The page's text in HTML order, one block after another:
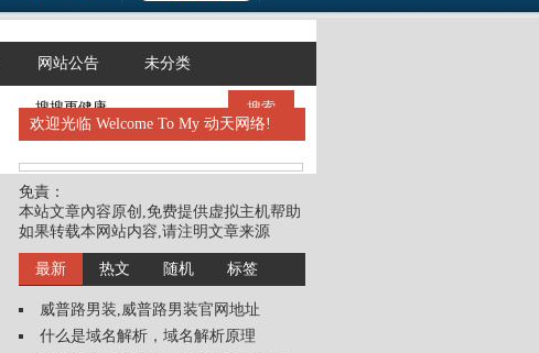
网站公告 未分类
搜索
欢迎光临 Welcome To My 动天网络!
免責：
本站文章內容原创,免费提供虚拟主机帮助
如果转载本网站内容,请注明文章来源
最新 热文 随机 标签
威普路男装,威普路男装官网地址
什么是域名解析，域名解析原理